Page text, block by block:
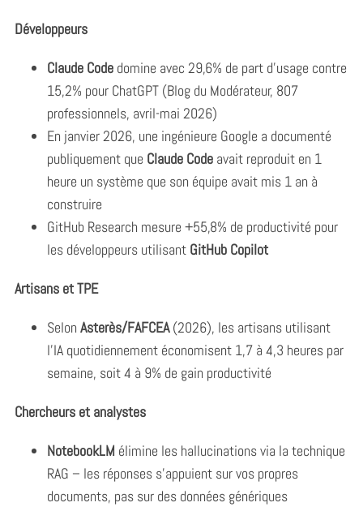
Développeurs
Claude Codedomine avec 29,6% de part d’usage contre
15,2% pour ChatGPT (Blog du Modérateur, 807
professionnels, avril-mai 2026)
En janvier 2026, une ingénieure Google a documenté
publiquement que Claude Codeavait reproduit en 1
heure un système que son équipe avait mis 1 an à
construire
GitHub Research mesure +55,8% de productivité pour
les développeurs utilisant GitHub Copilot
Artisans et TPE
Selon Asterès/FAFCEA(2026), les artisans utilisant
l’IA quotidiennement économisent 1,7 à 4,3 heures par
semaine, soit 4 à 9% de gain productivité
Chercheurs et analystes
NotebookLM élimine les hallucinations via la technique
RAG – les réponses s’appuient sur vos propres
documents, pas sur des données génériques